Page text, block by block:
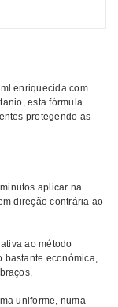
enriquecida com
esta fórmula
protegendo as
aplicar na
direção contrária ao
ao método
económica,
uniforme, numa